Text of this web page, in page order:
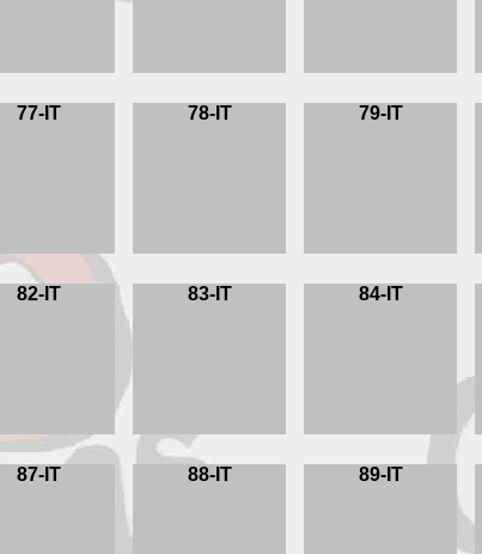
77-IT 78-IT 79-IT
82-IT 83-IT 84-IT
87-IT 88-IT 89-IT